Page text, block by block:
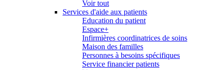
Voir tout
Services d'aide aux patients
Education du patient
Espace+
Infirmières coordinatrices de soins
Maison des familles
Personnes à besoins spécifiques
Service financier patients